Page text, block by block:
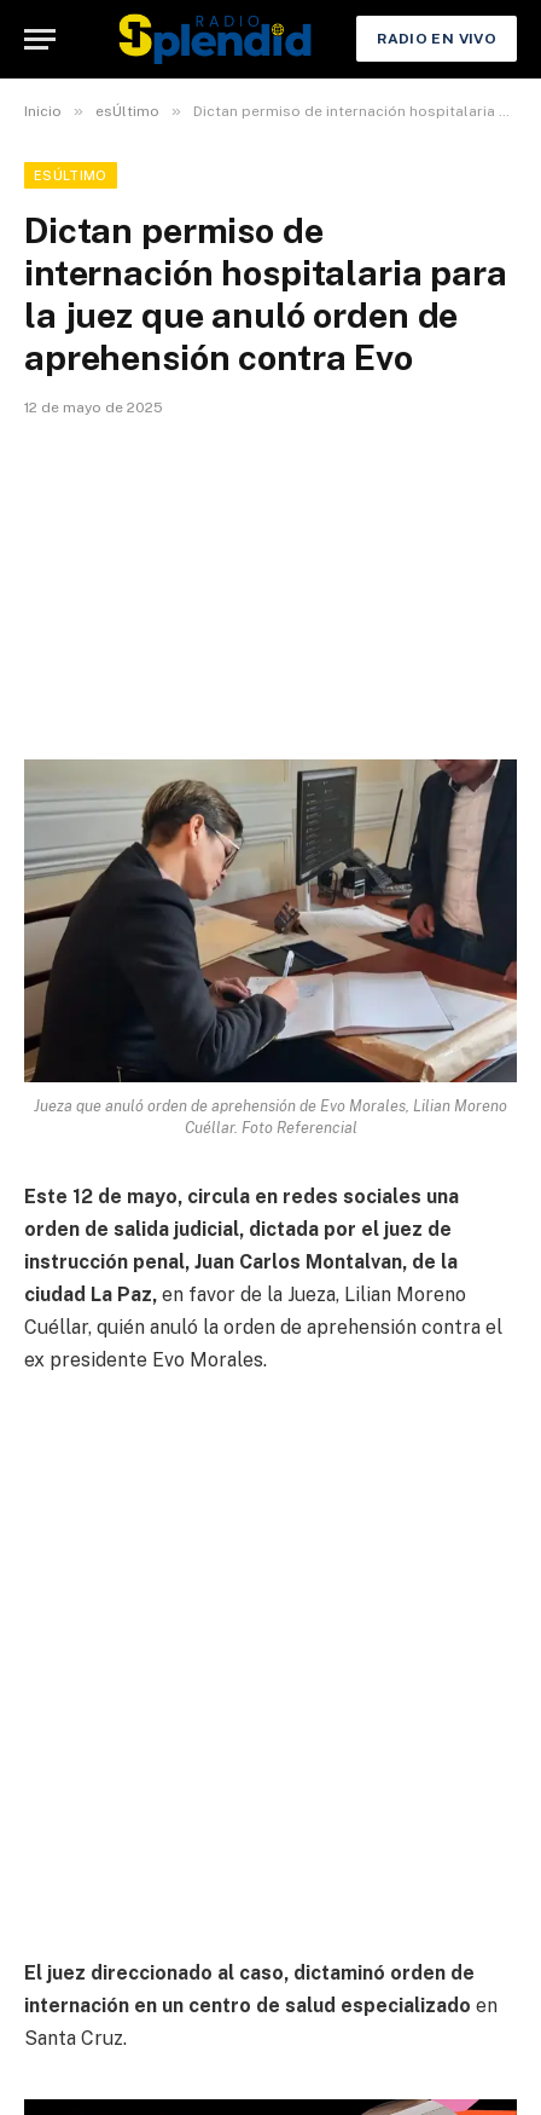
RADIO EN VIVO
Inicio » esÚltimo » Dictan permiso de internación hospitalaria para la juez que anuló orden de aprehensión contra Evo
ESÚLTIMO
Dictan permiso de
internación hospitalaria para
la juez que anuló orden de
aprehensión contra Evo
12 de mayo de 2025
Jueza que anuló orden de aprehensión de Evo Morales, Lilian Moreno
Cuéllar. Foto Referencial
Este 12 de mayo, circula en redes sociales una
orden de salida judicial, dictada por el juez de
instrucción penal, Juan Carlos Montalvan, de la
ciudad La Paz, en favor de la Jueza, Lilian Moreno
Cuéllar, quién anuló la orden de aprehensión contra el
ex presidente Evo Morales.
El juez direccionado al caso, dictaminó orden de
internación en un centro de salud especializado en
Santa Cruz.